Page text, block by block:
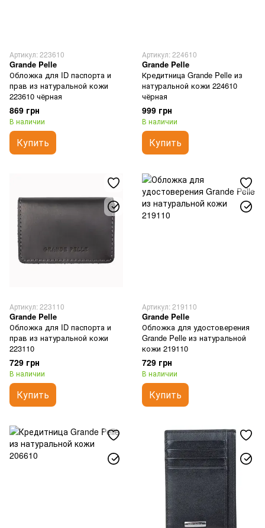
Артикул: 223610
Grande Pelle
Обложка для ID паспорта и
прав из натуральной кожи
223610 чёрная
869 грн
В наличии
Купить
Артикул: 224610
Grande Pelle
Кредитница Grande Pelle из
натуральной кожи 224610
чёрная
999 грн
В наличии
Купить
Артикул: 223110
Grande Pelle
Обложка для ID паспорта и
прав из натуральной кожи
223110
729 грн
В наличии
Купить
Артикул: 219110
Grande Pelle
Обложка для удостоверения
Grande Pelle из натуральной
кожи 219110
729 грн
В наличии
Купить